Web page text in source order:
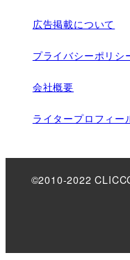
広告掲載について
プライバシーポリシ
会社概要
ライタープロフィー
©2010-2022